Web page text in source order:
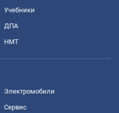
Учебники
ДПА
НМТ
Электромобили
Сервис